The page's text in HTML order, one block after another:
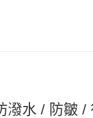
潑水 / 防皺 /